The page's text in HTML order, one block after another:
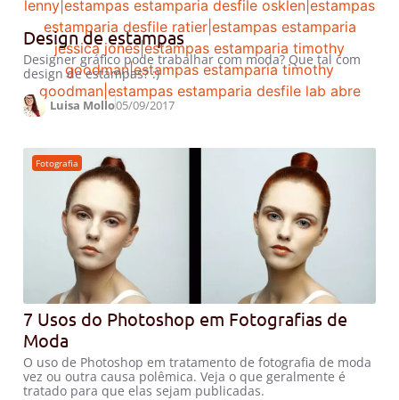
Design de estampas
Designer gráfico pode trabalhar com moda? Que tal com
design de estampas? :)
Luisa Mollo05/09/2017
Fotografia
7 Usos do Photoshop em Fotografias de
Moda
O uso de Photoshop em tratamento de fotografia de moda
vez ou outra causa polêmica. Veja o que geralmente é
tratado para que elas sejam publicadas.